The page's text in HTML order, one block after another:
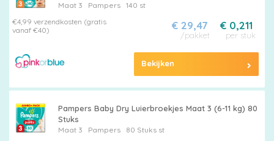
Maat 3 Pampers
140 st
€4,99 verzendkosten (gratis
vanaf €40)
€ 0,211
per stuk
€ 29,47
/pakket
Bekijken
Pampers Baby Dry Luierbroekjes Maat 3 (6-11 kg) 80
Stuks
Maat 3 Pampers
80 Stuks st